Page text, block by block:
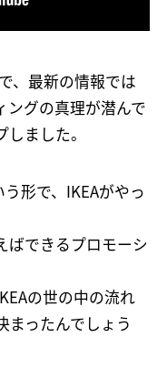
、最新の情報では
ングの真理が潜んで
ました。
形で、IKEAがやっ
ばできるプロモーシ
の世の中の流れ
まったんでしょう